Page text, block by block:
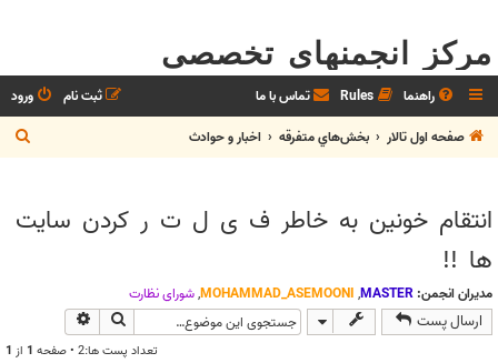
مرکز انجمنهای تخصصی
راهنما Rules تماس با ما ورود
ثبت نام
صفحه اول تالار
بخش‌‌هاي متفرقه اخبار و حوادث
س
انتقام خونین به خاطر ف ی ل ت ر کردن سایت
ها !!
مدیران انجمن: MASTER
,
MOHAMMAD_ASEMOONI
,شوراي نظارت
ارسال پست جستجو
تعداد پست ها:2 • صفحه 1 از 1